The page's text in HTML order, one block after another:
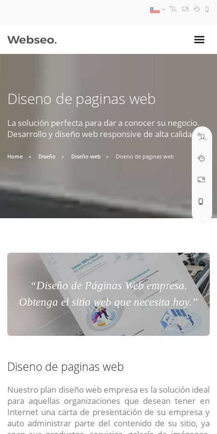
Diseno de paginas web
La solución perfecta para dar a conocer su negocio.
Desarrollo y diseño web responsive de alta calidad.
Home Diseño Diseño web Diseno de paginas web
“Diseño de Páginas Web empresa.
Obtenga el sitio web que necesita hoy.”
Diseno de paginas web
Nuestro plan diseño web empresa es la solución ideal
para aquellas organizaciones que desean tener en
Internet una carta de presentación de su empresa y
auto administrar parte del contenido de su sitio, ya
09:30 AM A 18:30 PM
soporte@webseo.cl